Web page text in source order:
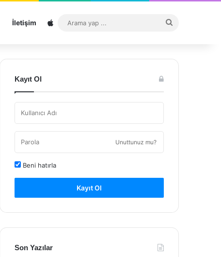
İletişim Sitemap
...
Kayıt Ol
Unuttunuz mu?
Beni hatırla
Kayıt Ol
Son Yazılar